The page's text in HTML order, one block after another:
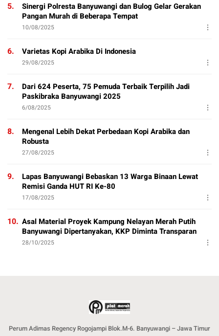
5.
Sinergi Polresta Banyuwangi dan Bulog Gelar Gerakan
Pangan Murah di Beberapa Tempat
10/08/2025
6. Varietas Kopi Arabika Di Indonesia
29/08/2025
7.
Dari 624 Peserta, 75 Pemuda Terbaik Terpilih Jadi
Paskibraka Banyuwangi 2025
6/08/2025
8.
Mengenal Lebih Dekat Perbedaan Kopi Arabika dan
Robusta
27/08/2025
9.
Lapas Banyuwangi Bebaskan 13 Warga Binaan Lewat
Remisi Ganda HUT RI Ke-80
17/08/2025
10. Asal Material Proyek Kampung Nelayan Merah Putih
Banyuwangi Dipertanyakan, KKP Diminta Transparan
28/10/2025
Perum Adimas Regency Rogojampi Blok.M-6. Banyuwangi – Jawa Timur